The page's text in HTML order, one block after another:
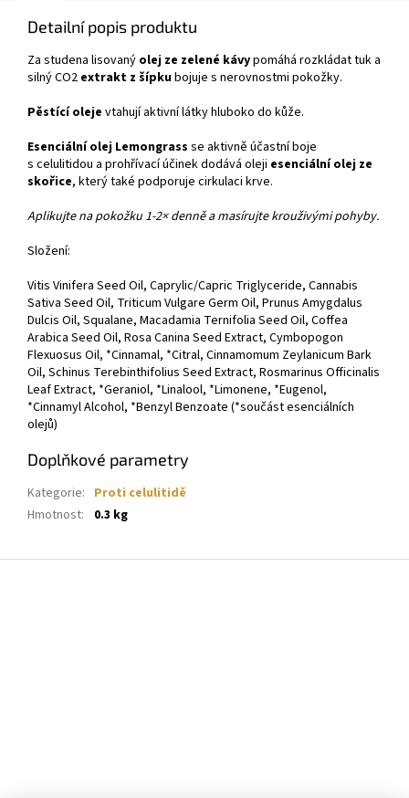
Detailní popis produktu
Za studena lisovaný olej ze zelené kávypomáhá rozkládat tuk a
silný CO2 extrakt z šípkubojuje s nerovnostmi pokožky.
Pěstící oleje vtahují aktivní látky hluboko do kůže.
Esenciální olej Lemongrass se aktivně účastní boje
s celulitidou a prohřívací účinek dodává oleji esenciální olej ze
skořice, který také podporuje cirkulaci krve.
Aplikujte na pokožku 1‑2× denně a masírujte krouživými pohyby.
Složení:
Vitis Vinifera Seed Oil, Caprylic/Capric Triglyceride, Cannabis
Sativa Seed Oil, Triticum Vulgare Germ Oil, Prunus Amygdalus
Dulcis Oil, Squalane, Macadamia Ternifolia Seed Oil, Coffea
Arabica Seed Oil, Rosa Canina Seed Extract, Cymbopogon
Flexuosus Oil, *Cinnamal, *Citral, Cinnamomum Zeylanicum Bark
Oil, Schinus Terebinthifolius Seed Extract, Rosmarinus Officinalis
Leaf Extract, *Geraniol, *Linalool, *Limonene, *Eugenol,
*Cinnamyl Alcohol, *Benzyl Benzoate (*součást esenciálních
olejů)
Doplňkové parametry
Kategorie: Proti celulitidě
Hmotnost: 0.3 kg